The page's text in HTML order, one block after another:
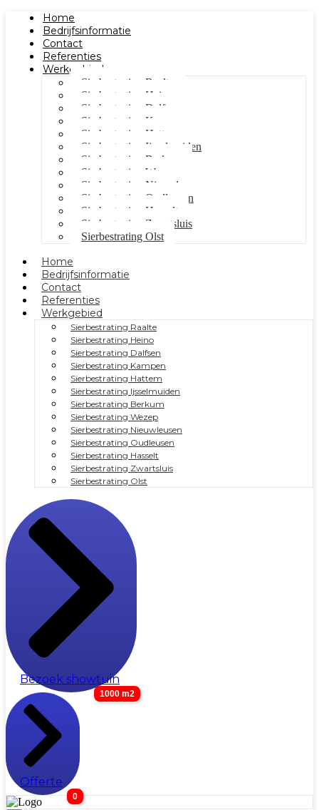
Home
Bedrijfsinformatie
Contact
Referenties
Werkgebied
Sierbestrating Raalte
Sierbestrating Heino
Sierbestrating Dalfsen
Sierbestrating Kampen
Sierbestrating Hattem
Sierbestrating Ijsselmuiden
Sierbestrating Berkum
Sierbestrating Wezep
Sierbestrating Nieuwleusen
Sierbestrating Oudleusen
Sierbestrating Hasselt
Sierbestrating Zwartsluis
Sierbestrating Olst
Home
Bedrijfsinformatie
Contact
Referenties
Werkgebied
Sierbestrating Raalte
Sierbestrating Heino
Sierbestrating Dalfsen
Sierbestrating Kampen
Sierbestrating Hattem
Sierbestrating Ijsselmuiden
Sierbestrating Berkum
Sierbestrating Wezep
Sierbestrating Nieuwleusen
Sierbestrating Oudleusen
Sierbestrating Hasselt
Sierbestrating Zwartsluis
Sierbestrating Olst
Bezoek showtuin
1000 m2
Offerte
0